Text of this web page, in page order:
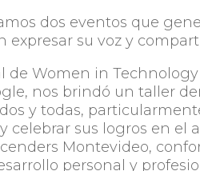
dos eventos que
expresar su voz y
de Women in Technology
, nos brindó un taller
y todas,
celebrar sus logros en el
Montevideo,
personal y